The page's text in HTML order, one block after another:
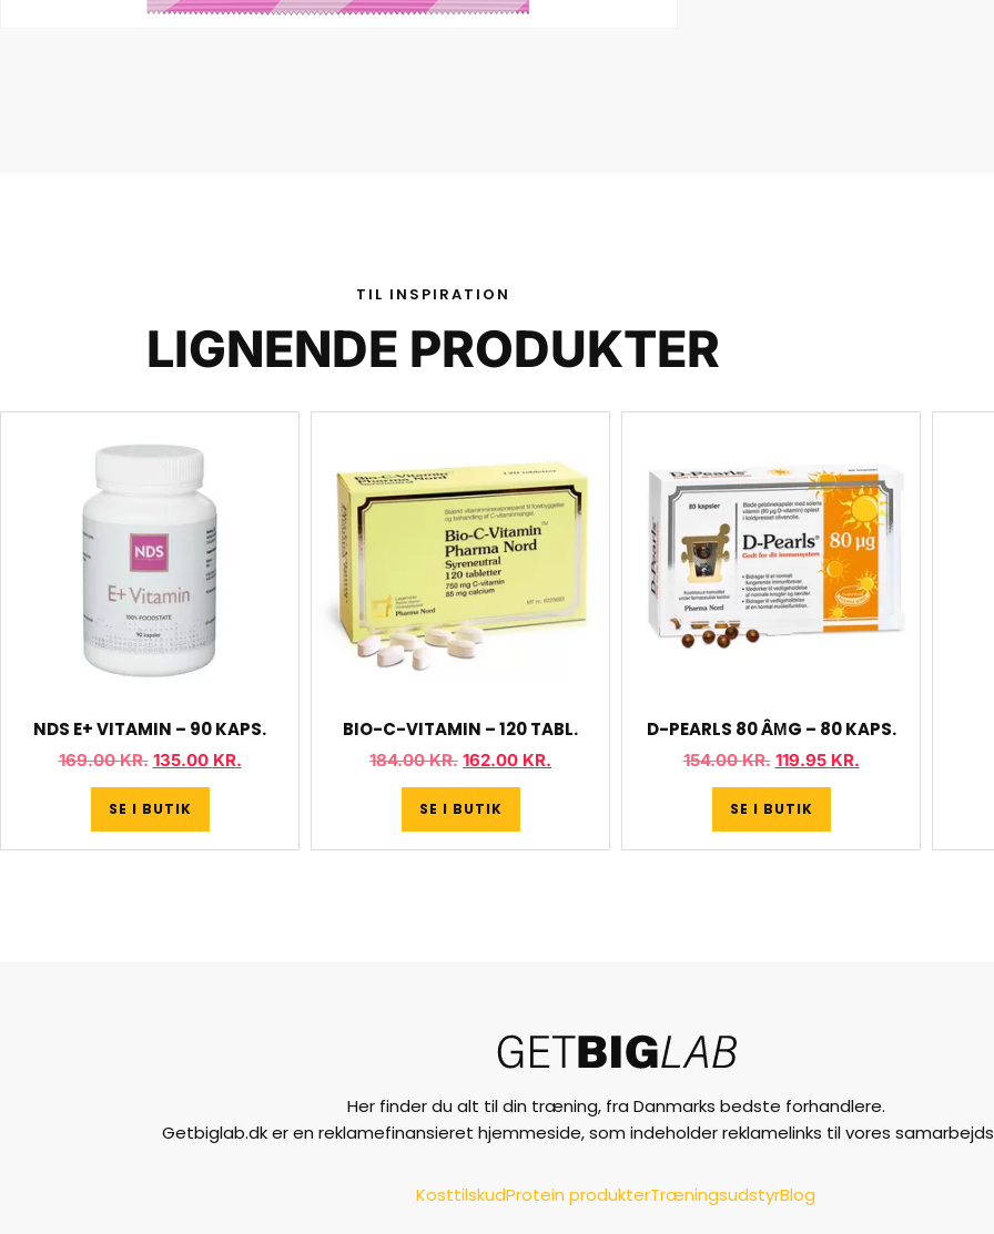
TIL INSPIRATION
LIGNENDE PRODUKTER
NDS E+ VITAMIN – 90 KAPS.
169.00KR. 135.00 KR.
SE I BUTIK
BIO-C-VITAMIN – 120 TABL.
184.00KR. 162.00 KR.
SE I BUTIK
D-PEARLS 80 ÂΜG – 80 KAPS.
154.00KR. 119.95 KR.
SE I BUTIK
Her finder du alt til din træning, fra Danmarks bedste forhandlere.
Getbiglab.dk er en reklamefinansieret hjemmeside, som indeholder reklamelinks til vores
KosttilskudProtein produkterTræningsudstyrBlog